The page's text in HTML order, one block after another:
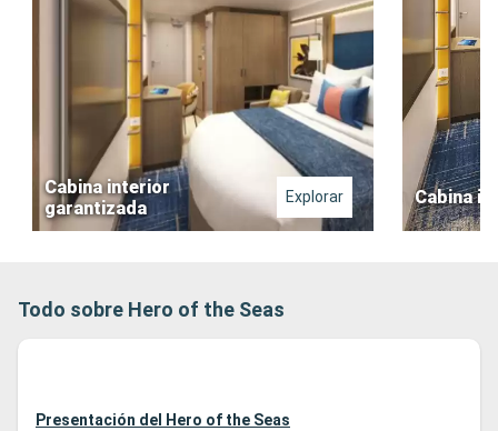
Cabina interior
garantizada
Explorar Cabina
Todo sobre Hero of the Seas
Presentación del Hero of the Seas